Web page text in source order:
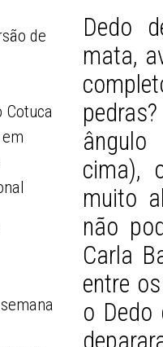
de
Cotuca
Dedo
mata,
cima),
muito
não
Carla
entre
o Dedo